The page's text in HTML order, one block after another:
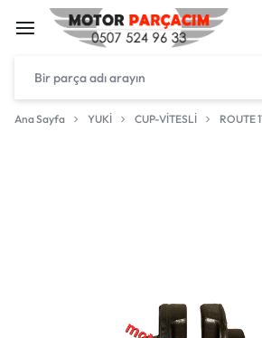
Ana Sayfa YUKİ CUP-VİTESLİ ROUTE